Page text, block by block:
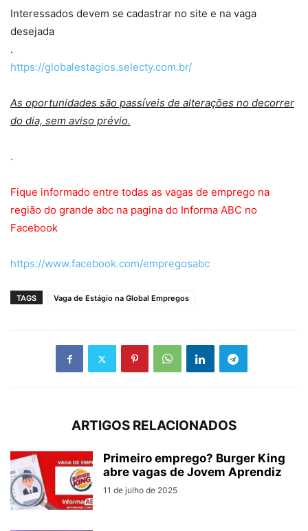
Interessados devem se cadastrar no site e na vaga
desejada
.
https://globalestagios.selecty.com.br/
As oportunidades são passíveis de alterações no decorrer
do dia, sem aviso prévio.
.
Fique informado entre todas as vagas de emprego na
região do grande abc na pagina do Informa ABC no
Facebook
https://www.facebook.com/empregosabc
TAGS Vaga de Estágio na Global Empregos
ARTIGOS RELACIONADOS
Primeiro emprego? Burger King
abre vagas de Jovem Aprendiz
11 de julho de 2025